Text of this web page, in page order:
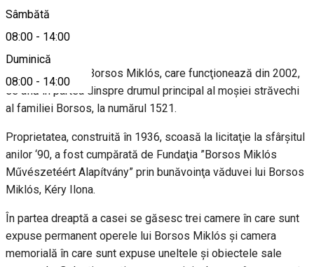
Sâmbătă
08:00 - 14:00
Duminică
08:00 - 14:00
Despre
Casa memorială Borsos Miklós, care funcţionează din 2002,
se află în partea dinspre drumul principal al moşiei străvechi
al familiei Borsos, la numărul 1521.
Proprietatea, construită în 1936, scoasă la licitaţie la sfârşitul
anilor ‘90, a fost cumpărată de Fundaţia ”Borsos Miklós
Művészetéért Alapítvány” prin bunăvoinţa văduvei lui Borsos
Miklós, Kéry Ilona.
În partea dreaptă a casei se găsesc trei camere în care sunt
expuse permanent operele lui Borsos Miklós şi camera
memorială în care sunt expuse uneltele şi obiectele sale